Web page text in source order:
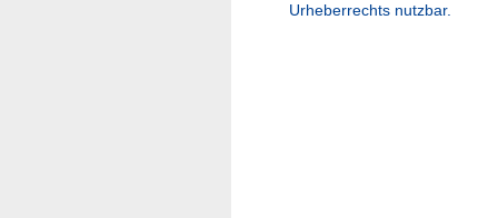
Urheberrechts nutzbar.